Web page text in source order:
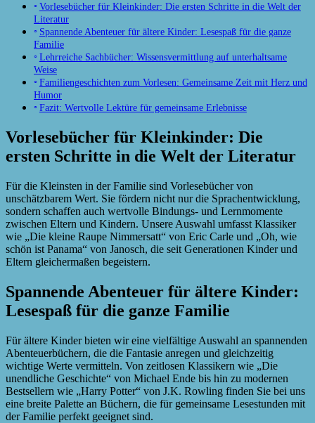
Vorlesebücher für Kleinkinder: Die ersten Schritte in die Welt der
Literatur
Spannende Abenteuer für ältere Kinder: Lesespaß für die ganze
Familie
Lehrreiche Sachbücher: Wissensvermittlung auf unterhaltsame
Weise
Familiengeschichten zum Vorlesen: Gemeinsame Zeit mit Herz und
Humor
Fazit: Wertvolle Lektüre für gemeinsame Erlebnisse
Vorlesebücher für Kleinkinder: Die
ersten Schritte in die Welt der Literatur
Für die Kleinsten in der Familie sind Vorlesebücher von
unschätzbarem Wert. Sie fördern nicht nur die Sprachentwicklung,
sondern schaffen auch wertvolle Bindungs- und Lernmomente
zwischen Eltern und Kindern. Unsere Auswahl umfasst Klassiker
wie „Die kleine Raupe Nimmersatt“ von Eric Carle und „Oh, wie
schön ist Panama“ von Janosch, die seit Generationen Kinder und
Eltern gleichermaßen begeistern.
Spannende Abenteuer für ältere Kinder:
Lesespaß für die ganze Familie
Für ältere Kinder bieten wir eine vielfältige Auswahl an spannenden
Abenteuerbüchern, die die Fantasie anregen und gleichzeitig
wichtige Werte vermitteln. Von zeitlosen Klassikern wie „Die
unendliche Geschichte“ von Michael Ende bis hin zu modernen
Bestsellern wie „Harry Potter“ von J.K. Rowling finden Sie bei uns
eine breite Palette an Büchern, die für gemeinsame Lesestunden mit
der Familie perfekt geeignet sind.